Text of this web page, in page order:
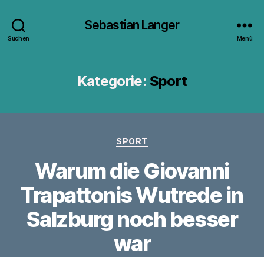
Suchen
Sebastian Langer
Menü
Kategorie: Sport
Kategorien
SPORT
Warum die Giovanni
Trapattonis Wutrede in
Salzburg noch besser
war